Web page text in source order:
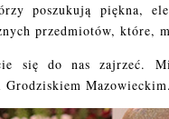
poszukują piękna,
przedmiotów, które,
się do nas zajrzeć.
Grodziskiem